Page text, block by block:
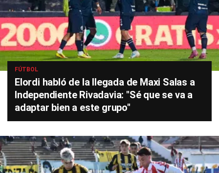
FÚTBOL
Elordi habló de la llegada de Maxi Salas a
Independiente Rivadavia: "Sé que se va a
adaptar bien a este grupo"